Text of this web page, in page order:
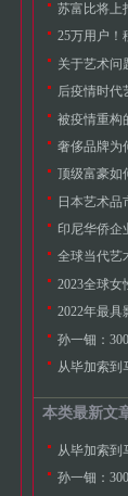
25万用户！
关于艺术问
奢侈品牌为
顶级富豪如
日本艺术品
全球当代艺
2023全球女
2022年最具
孙一钿：
本类最新文
孙一钿：